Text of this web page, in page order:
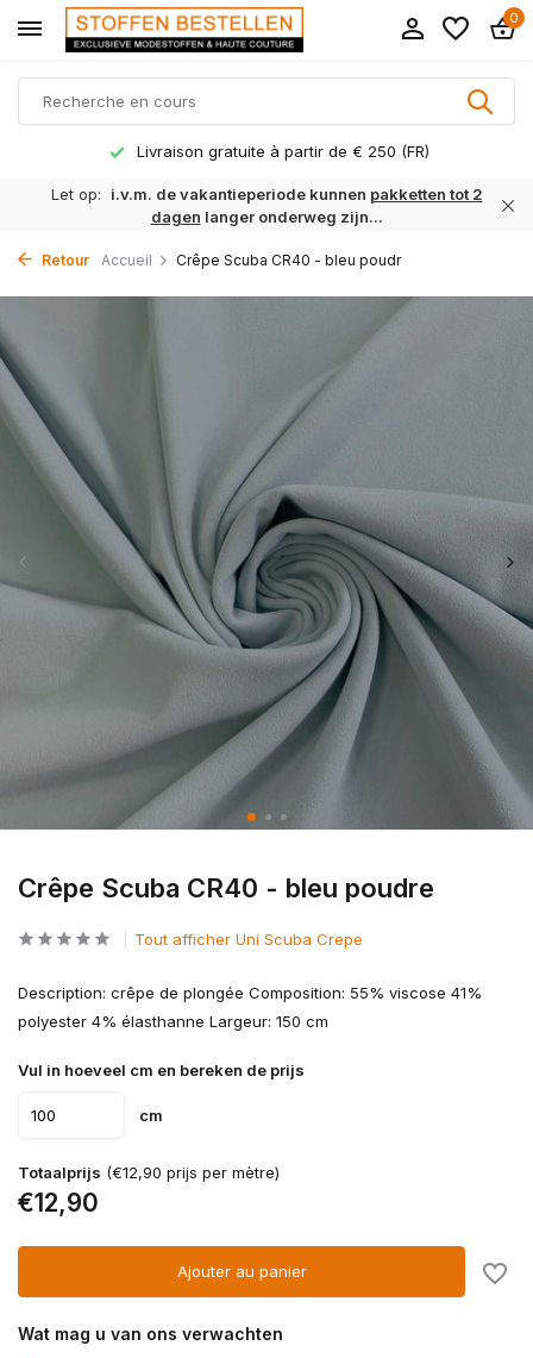
0
Livraison gratuite à partir de € 250 (FR)
Let op: i.v.m. de vakantieperiode kunnen pakketten tot 2
dagen langer onderweg zijn...
Retour Accueil Crêpe Scuba CR40 - bleu poudr
Crêpe Scuba CR40 - bleu poudre
Tout afficher Uni Scuba Crepe
Description: crêpe de plongée Composition: 55% viscose 41%
polyester 4% élasthanne Largeur: 150 cm
Vul in hoeveel cm en bereken de prijs
cm
Totaalprijs (€12,90 prijs per mètre)
€12,90
Ajouter au panier
Wat mag u van ons verwachten